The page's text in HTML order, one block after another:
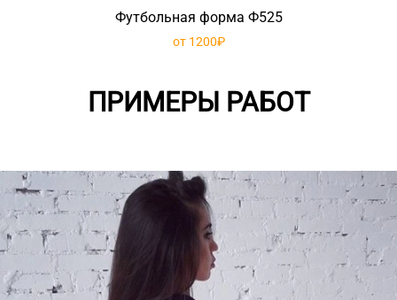
Футбольная форма Ф525
от 1200₽
ПРИМЕРЫ РАБОТ